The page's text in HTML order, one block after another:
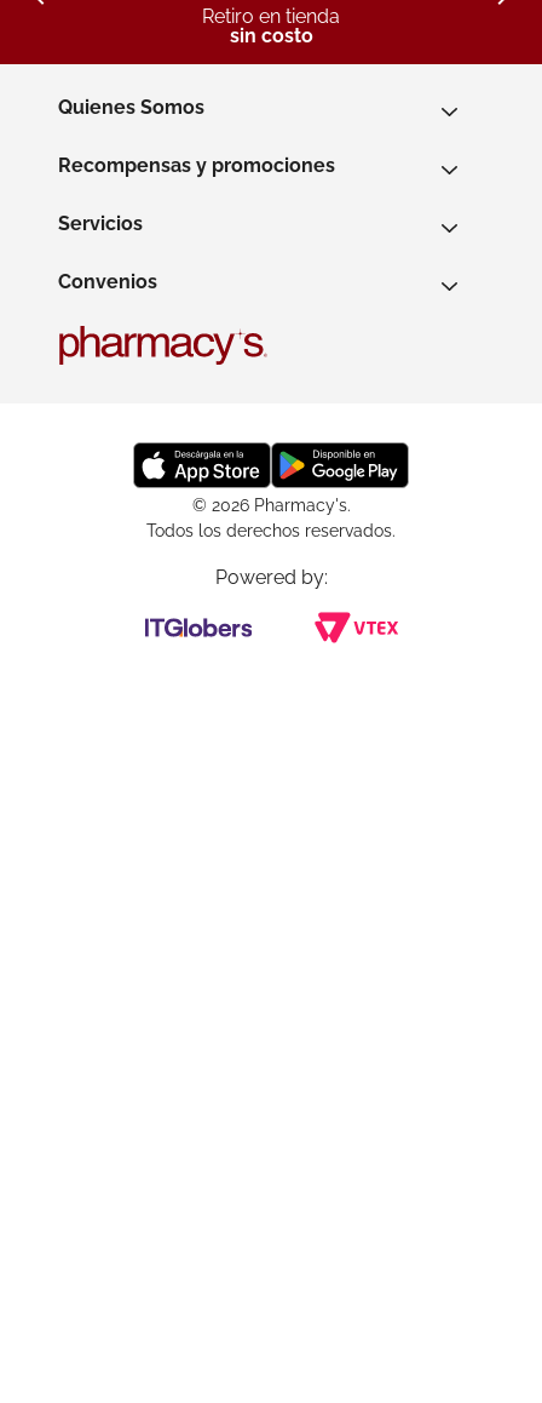
Retiro en tienda
sin costo
Quienes Somos
Recompensas y promociones
Servicios
Convenios
© 2026 Pharmacy's.
Todos los derechos reservados.
Powered by: